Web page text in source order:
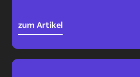
zum Artikel